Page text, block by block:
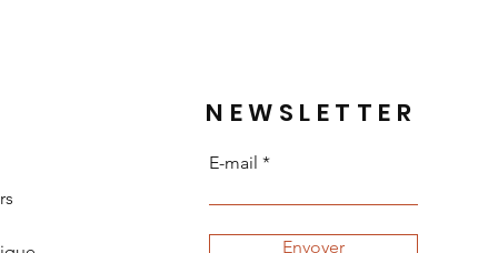
NEWSLETTER
E-mail
Envoyer